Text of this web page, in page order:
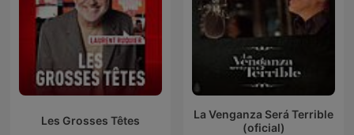
Les Grosses Têtes
La Venganza Será Terrible
(oficial)